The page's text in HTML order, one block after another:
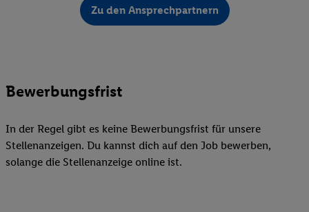
Zu den Ansprechpartnern
Bewerbungsfrist
In der Regel gibt es keine Bewerbungsfrist für unsere
Stellenanzeigen. Du kannst dich auf den Job bewerben,
solange die Stellenanzeige online ist.